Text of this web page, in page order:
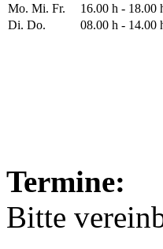
Mo. Mi. Fr.
16.00 h - 18.00
Di. Do.
08.00 h - 14.00
Termine:
Bitte